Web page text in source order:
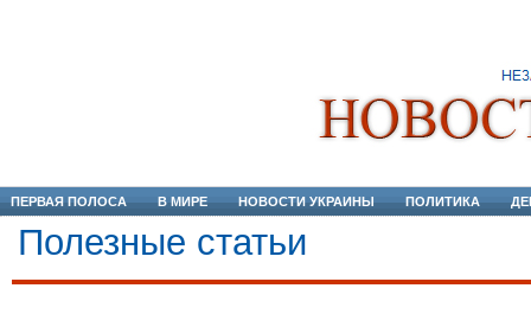
ПЕРВАЯ ПОЛОСА В МИРЕ НОВОСТИ УКРАИНЫ ПОЛИТИКА
Полезные статьи